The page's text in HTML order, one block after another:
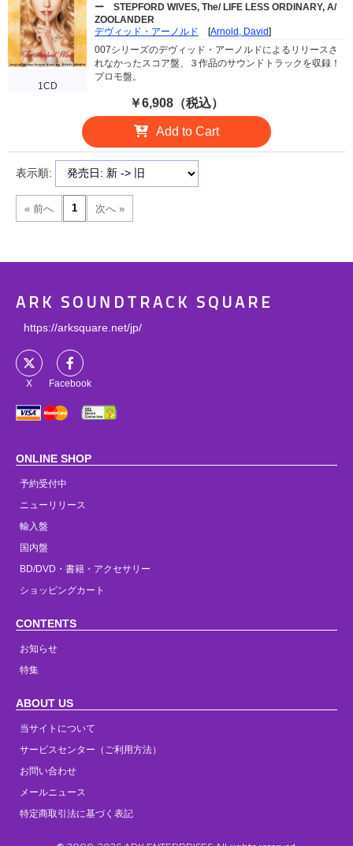
1CD
ー
STEPFORD WIVES, The/ LIFE LESS ORDINARY, A/
ZOOLANDER
デヴィッド・アーノルド [Arnold, David]
007シリーズのデヴィッド・アーノルドによるリリースさ
れなかったスコア盤、３作品のサウンドトラックを収録！
プロモ盤。
￥6,908（税込）
Add to Cart
表示順:
ARK SOUNDTRACK SQUARE
https://arksquare.net/jp/
X Facebook
ONLINE SHOP
予約受付中
ニューリリース
輸入盤
国内盤
BD/DVD・書籍・アクセサリー
ショッピングカート
CONTENTS
お知らせ
特集
ABOUT US
当サイトについて
サービスセンター（ご利用方法）
お問い合わせ
メールニュース
特定商取引法に基づく表記